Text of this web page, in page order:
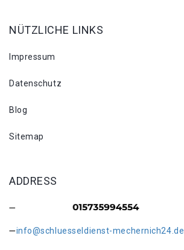
NÜTZLICHE LINKS
Impressum
Datenschutz
Blog
Sitemap
ADDRESS
info@schluesseldienst-mechernich24.de